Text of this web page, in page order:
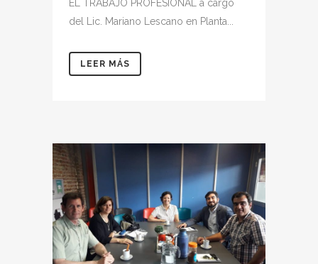
EL TRABAJO PROFESIONAL a cargo
del Lic. Mariano Lescano en Planta...
LEER MÁS